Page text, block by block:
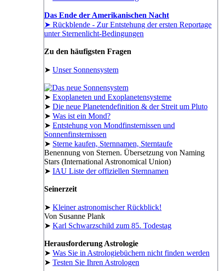
Das Ende der Amerikanischen Nacht
➤ Rückblende - Zur Entstehung der ersten Reportage
unter Sternenlicht-Bedingungen
Zu den häufigsten Fragen
➤ Unser Sonnensystem
➤ Exoplaneten und Exoplanetensysteme
➤ Die neue Planetendefinition & der Streit um Pluto
➤ Was ist ein Mond?
➤ Entstehung von Mondfinsternissen und
Sonnenfinsternissen
➤ Sterne kaufen, Sternnamen, Sterntaufe
Benennung von Sternen. Übersetzung von Naming
Stars (International Astronomical Union)
➤ IAU Liste der offiziellen Sternnamen
Seinerzeit
➤ Kleiner astronomischer Rückblick!
Von Susanne Plank
➤ Karl Schwarzschild zum 85. Todestag
Herausforderung Astrologie
➤ Was Sie in Astrologiebüchern nicht finden werden
➤ Testen Sie Ihren Astrologen